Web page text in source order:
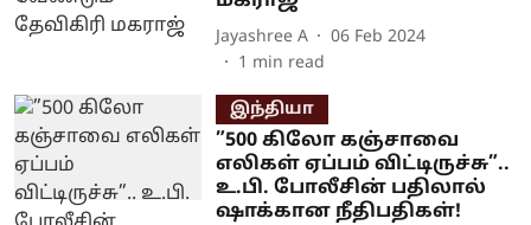
Jayashree A
06 Feb 2024
1 min read
இந்தியா
”500 கிலோ கஞ்சாவை
எலிகள் ஏப்பம் விட்டிருச்சு”..
உ.பி. போலீசின் பதிலால்
ஷாக்கான நீதிபதிகள்!